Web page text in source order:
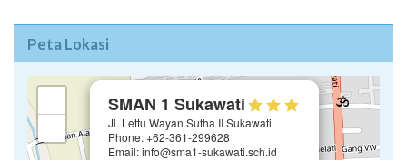
Peta Lokasi
SMAN 1 Sukawati
Jl. Lettu Wayan Sutha II Sukawati
Phone: +62-361-299628
Email: info@sma1-sukawati.sch.id